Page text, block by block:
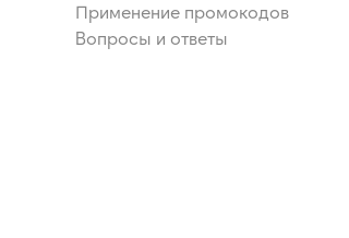
Применение промокодов
Вопросы и ответы